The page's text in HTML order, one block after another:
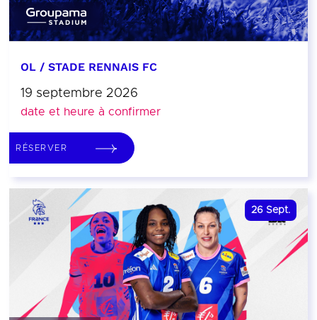
OL / STADE RENNAIS FC
19 septembre 2026
date et heure à confirmer
RÉSERVER
26 Sept.